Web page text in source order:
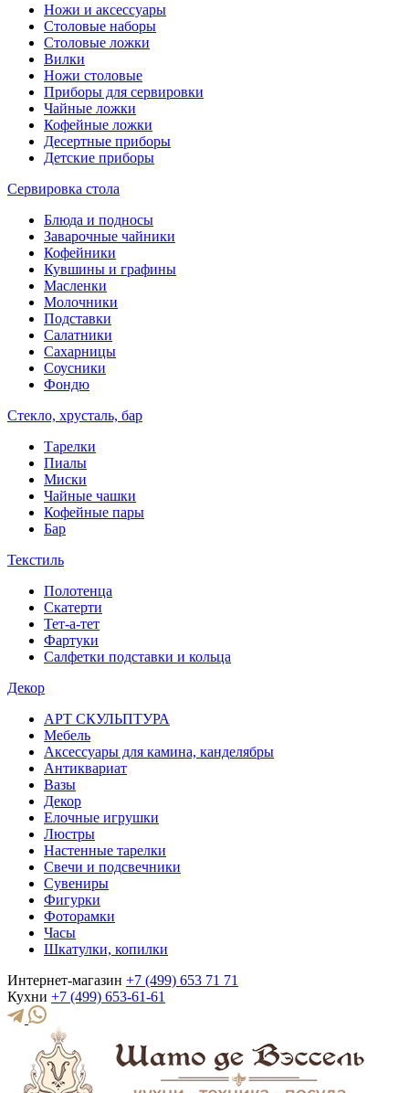
Ножи и аксессуары
Столовые наборы
Столовые ложки
Вилки
Ножи столовые
Приборы для сервировки
Чайные ложки
Кофейные ложки
Десертные приборы
Детские приборы
Сервировка стола
Блюда и подносы
Заварочные чайники
Кофейники
Кувшины и графины
Масленки
Молочники
Подставки
Салатники
Сахарницы
Соусники
Фондю
Стекло, хрусталь, бар
Тарелки
Пиалы
Миски
Чайные чашки
Кофейные пары
Бар
Текстиль
Полотенца
Скатерти
Тет-а-тет
Фартуки
Салфетки подставки и кольца
Декор
АРТ СКУЛЬПТУРА
Мебель
Аксессуары для камина, канделябры
Антиквариат
Вазы
Декор
Елочные игрушки
Люстры
Настенные тарелки
Свечи и подсвечники
Сувениры
Фигурки
Фоторамки
Часы
Шкатулки, копилки
Интернет-магазин +7 (499) 653 71 71
Кухни +7 (499) 653-61-61